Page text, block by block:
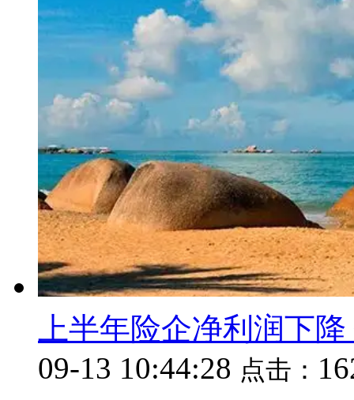
上半年险企净利润下
09-13 10:44:28 点击：